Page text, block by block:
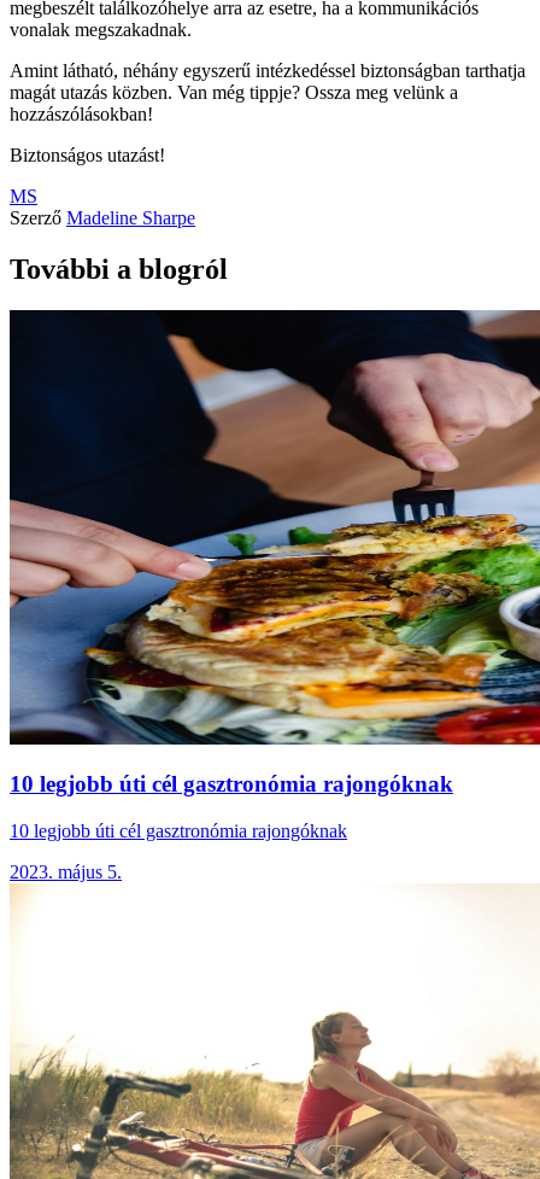
megbeszélt találkozóhelye arra az esetre, ha a kommunikációs
vonalak megszakadnak.
Amint látható, néhány egyszerű intézkedéssel biztonságban tarthatja
magát utazás közben. Van még tippje? Ossza meg velünk a
hozzászólásokban!
Biztonságos utazást!
MS
Szerző Madeline Sharpe
További a blogról
10 legjobb úti cél gasztronómia rajongóknak
10 legjobb úti cél gasztronómia rajongóknak
2023. május 5.